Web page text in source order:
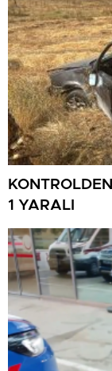
1 YARALI